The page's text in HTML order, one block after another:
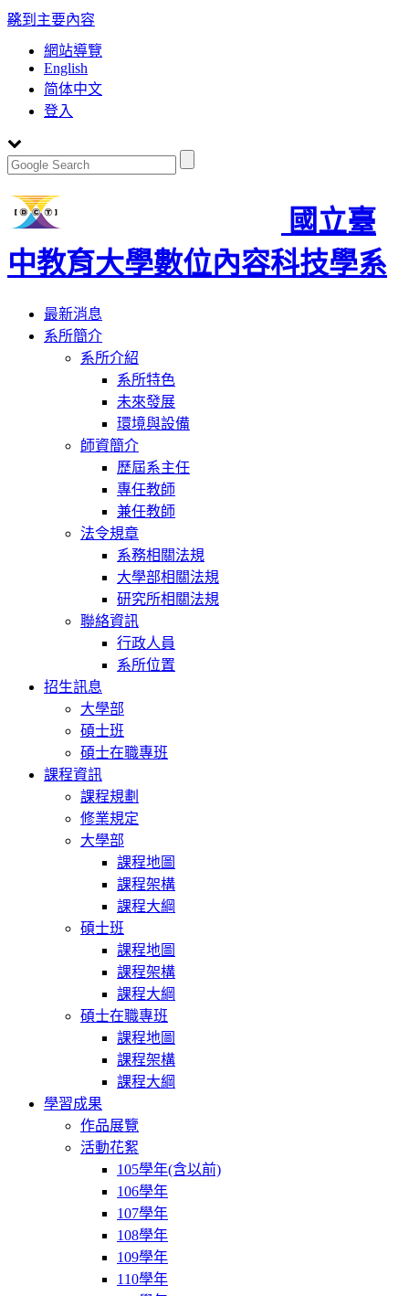
跳到主要內容
:::
網站導覽
English
简体中文
登入
國立臺
中教育大學數位內容科技學系
Toggle
navigation
最新消息
系所簡介
系所介紹
系所特色
未來發展
環境與設備
師資簡介
歷屆系主任
專任教師
兼任教師
法令規章
系務相關法規
大學部相關法規
研究所相關法規
聯絡資訊
行政人員
系所位置
招生訊息
大學部
碩士班
碩士在職專班
課程資訊
課程規劃
修業規定
大學部
課程地圖
課程架構
課程大綱
碩士班
課程地圖
課程架構
課程大綱
碩士在職專班
課程地圖
課程架構
課程大綱
學習成果
作品展覽
活動花絮
105學年(含以前)
106學年
107學年
108學年
109學年
110學年